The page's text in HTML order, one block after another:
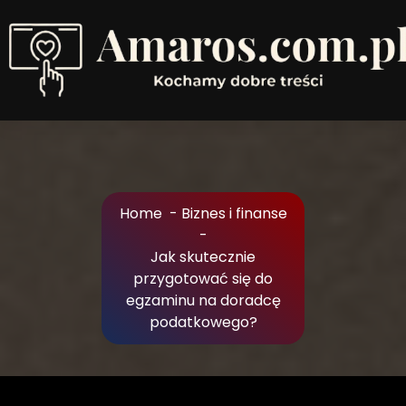
to
Content
Home- Biznes i finanse
-
Jak skutecznie
przygotować się do
egzaminu na doradcę
podatkowego?